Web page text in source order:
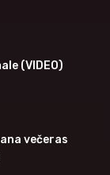
(VIDEO)
večeras